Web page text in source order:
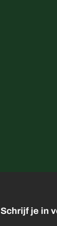
Schrijf je in